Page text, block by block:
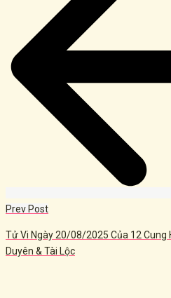
Prev Post
Tử Vi Ngày 20/08/2025 Của 12 Cung
Duyên & Tài Lộc